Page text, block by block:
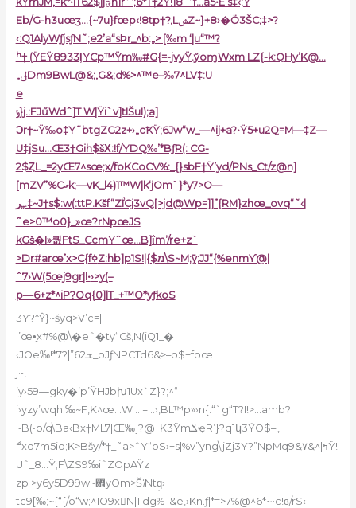
Eb/G-h3uœӡ…{~7u}fœp‹!8tp†?‚LݾZ~}+8›�Ӧ3ŠC;‡>?
‹:Q1AlyWƒjsƒN˜;e2’a“sϷr_^b:„> [‰m ‘|u“™?
ʰ† (ŸEŸ8933l̹YCp™Ÿm‰#G{=-jvyŸ.ўoɱWxm LZ{-k:QHy’K@…
„ݪDm9BwL@&;‚G&;d%>^™e–‰7^LV‡:U
e
ݸ}j.:FJűWdˆ]T W|Ÿi`v]tIŠuI);a]
Ͻr†~Ÿ‰o‡Y˜btgZG2z+›„cҞŸ;6Jw“w_—^ij+a?•Ÿ5+u2Q=M—‡Z—
U‡jSu…Œ3†Gih$šΧ:!f/YDQ‰’*BƒR(: CG-
2$ȤL_=2yŒ7^sœ;x/foKCoCV%:_{}sbF†Ÿ’yd/PNs_Ct/z@n]
[mZV”%Cގk;—vK_l4)1™W|k‘jOm`}*y7>O—
ر„.‡~J†s$:w(:ttP.Kšf“ZۨICj3vQ[>jd@Wp=]]”{RM}zhœ_ovq“˜‹|
˜e>0™o0}_»œ?rNpœJS
kGš�I»퀎FtS_CcmYˆœ…B]ΐm’/re+z`
>Dr#arœ’x>C{fߦZ:hb]p1S!|{$מ\S~M;ȳ;JJ“{%enmƳ@|
ˆ7›W(5œj9gr|l•›>y(–
p—6+z*^iP?Oq{0]lT_+™O*yƒkoS
3Y?*Ŷ}~šyq>V’c=|
|’œ•̯x#%@\�eˆ�ty“Cš‚N(iQ1_�
‹JOe‰!*ܫ62”|?7_bJƒNPCTd6&>–o$+fbœ
j~‚
’y›59—gky�’p’ŸHJbխ1Ux`Z}?;^“
i›yzy’wqh:‰~F,K^œ…W …=…›,BL™p»›n{.“`g“T?I!>…amb?
~B(•b/q\Ba‹Bx†ML7|Œ‰]?@_K3ŸmݎҿR’}?q1կ3ŸO$–„
ާ=xo7m5io;K>Bšy/*†_˜a>ˆY“oS›+s|%v”yng\jZj3Y?”NpMq9&ߤ|^&٧Ÿ!
Uˆ_8…Ÿ;F\ZS9‰iˆZOpAŸz
zp >y6y5D99w~܎yOm>Š’̸Ntq̦›
tc9[‰;~{“{/o“w;^1O9xN|1|dg%–&e,›Kn.ƒ|*=>7%@^6*~•c!ɞ/rS‹